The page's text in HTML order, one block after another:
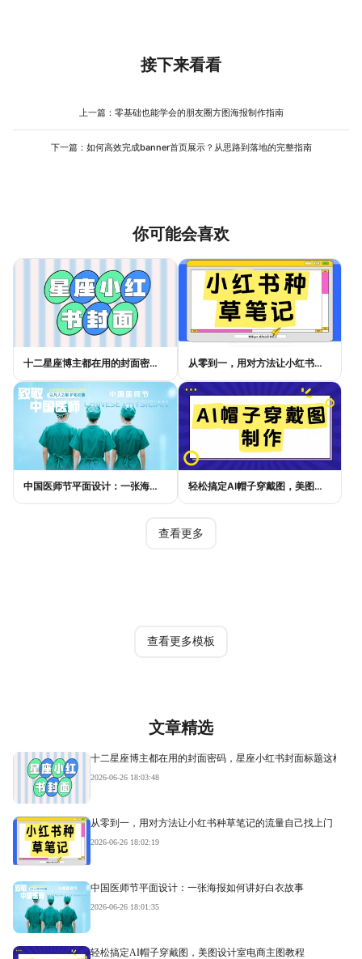
报、配图、讲义等常见场景，新手可直接套用并修改内容，无需从
应实物图；最后检查排版是否合理，如文字是否被图片遮挡、重点
数据是否突出。美图设计室的 操作流程 简单，其“一键换色”功能可
修改的耗时，适合新手快速上手。
接下来看看
上一篇： 零基础也能学会的朋友圈方图海报制作指南
下一篇： 如何高效完成banner首页展示？从思路到落地的完整指南
你可能会喜欢
十二星座博主都在用的封面密码，星座小红书封面标题这样写才吸睛 从零到一，用对方法让小红书种草笔记的流量自己找上门
中国医师节平面设计：一张海报如何讲好白衣故事 轻松搞定AI帽子穿戴图，美图设计室电商主图教程
查看更多
查看更多模板
文章精选
十二星座博主都在用的封面密码，星座小红书封面标题这样写
2026-06-26 18:03:48
从零到一，用对方法让小红书种草笔记的流量自己找上门
2026-06-26 18:02:19
中国医师节平面设计：一张海报如何讲好白衣故事
2026-06-26 18:01:35
轻松搞定AI帽子穿戴图，美图设计室电商主图教程